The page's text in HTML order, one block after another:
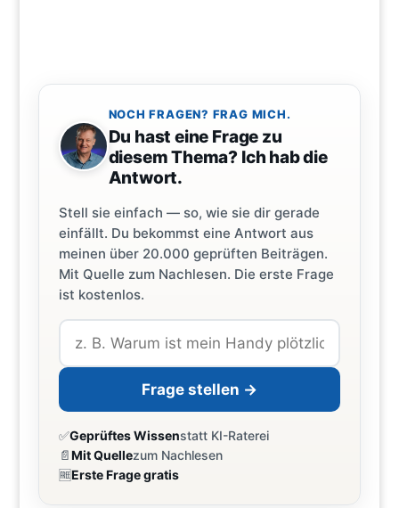
NOCH FRAGEN? FRAG MICH.
Du hast eine Frage zu
diesem Thema? Ich hab die
Antwort.
Stell sie einfach — so, wie sie dir gerade
einfällt. Du bekommst eine Antwort aus
meinen über 20.000 geprüften Beiträgen.
Mit Quelle zum Nachlesen. Die erste Frage
ist kostenlos.
Frage stellen →
✅Geprüftes Wissenstatt KI-Raterei
📄Mit Quellezum Nachlesen
🆓Erste Frage gratis